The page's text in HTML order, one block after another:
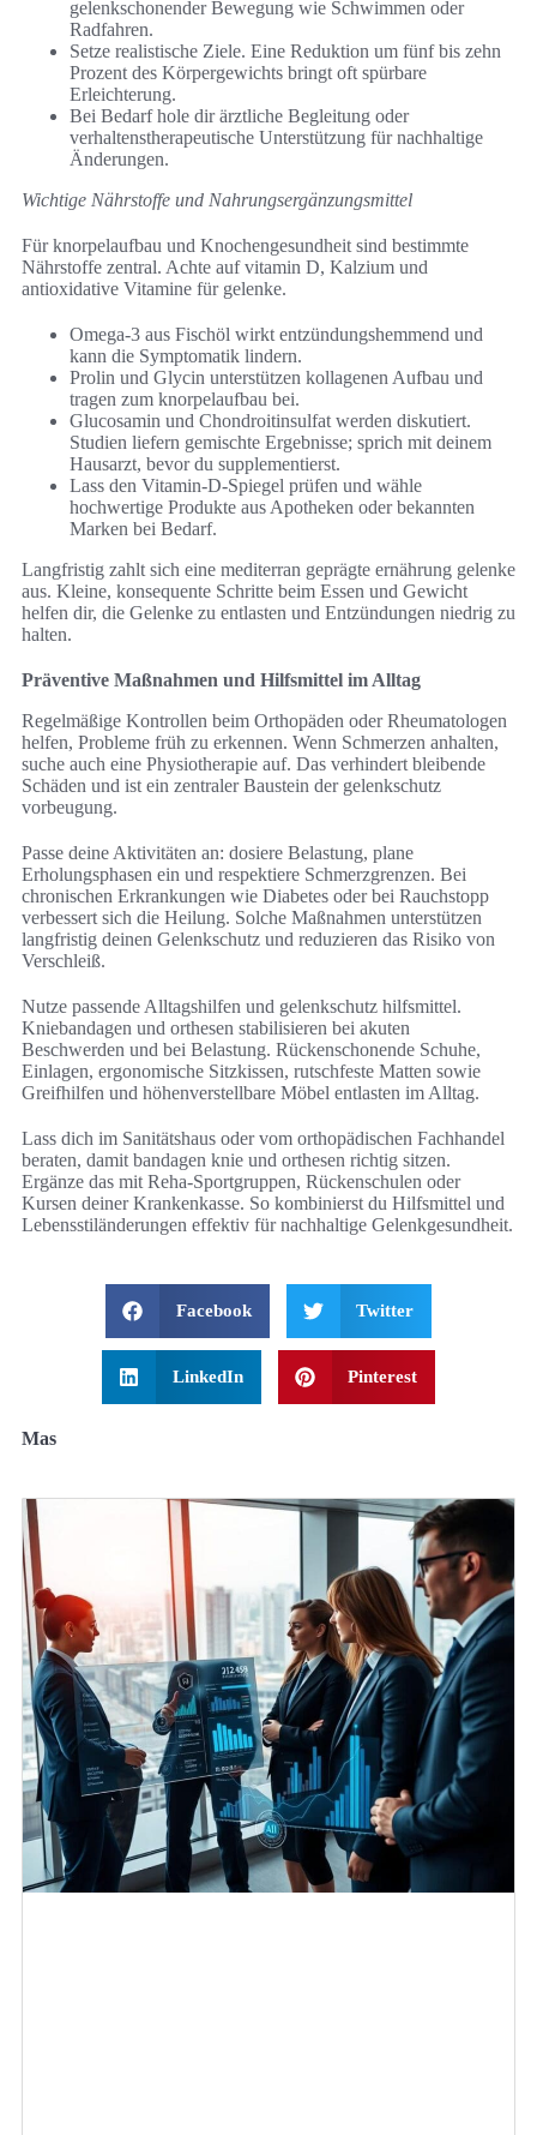
gelenkschonender Bewegung wie Schwimmen oder
Radfahren.
Setze realistische Ziele. Eine Reduktion um fünf bis zehn
Prozent des Körpergewichts bringt oft spürbare
Erleichterung.
Bei Bedarf hole dir ärztliche Begleitung oder
verhaltenstherapeutische Unterstützung für nachhaltige
Änderungen.
Wichtige Nährstoffe und Nahrungsergänzungsmittel
Für knorpelaufbau und Knochengesundheit sind bestimmte
Nährstoffe zentral. Achte auf vitamin D, Kalzium und
antioxidative Vitamine für gelenke.
Omega-3 aus Fischöl wirkt entzündungshemmend und
kann die Symptomatik lindern.
Prolin und Glycin unterstützen kollagenen Aufbau und
tragen zum knorpelaufbau bei.
Glucosamin und Chondroitinsulfat werden diskutiert.
Studien liefern gemischte Ergebnisse; sprich mit deinem
Hausarzt, bevor du supplementierst.
Lass den Vitamin-D-Spiegel prüfen und wähle
hochwertige Produkte aus Apotheken oder bekannten
Marken bei Bedarf.
Langfristig zahlt sich eine mediterran geprägte ernährung gelenke
aus. Kleine, konsequente Schritte beim Essen und Gewicht
helfen dir, die Gelenke zu entlasten und Entzündungen niedrig zu
halten.
Präventive Maßnahmen und Hilfsmittel im Alltag
Regelmäßige Kontrollen beim Orthopäden oder Rheumatologen
helfen, Probleme früh zu erkennen. Wenn Schmerzen anhalten,
suche auch eine Physiotherapie auf. Das verhindert bleibende
Schäden und ist ein zentraler Baustein der gelenkschutz
vorbeugung.
Passe deine Aktivitäten an: dosiere Belastung, plane
Erholungsphasen ein und respektiere Schmerzgrenzen. Bei
chronischen Erkrankungen wie Diabetes oder bei Rauchstopp
verbessert sich die Heilung. Solche Maßnahmen unterstützen
langfristig deinen Gelenkschutz und reduzieren das Risiko von
Verschleiß.
Nutze passende Alltagshilfen und gelenkschutz hilfsmittel.
Kniebandagen und orthesen stabilisieren bei akuten
Beschwerden und bei Belastung. Rückenschonende Schuhe,
Einlagen, ergonomische Sitzkissen, rutschfeste Matten sowie
Greifhilfen und höhenverstellbare Möbel entlasten im Alltag.
Lass dich im Sanitätshaus oder vom orthopädischen Fachhandel
beraten, damit bandagen knie und orthesen richtig sitzen.
Ergänze das mit Reha-Sportgruppen, Rückenschulen oder
Kursen deiner Krankenkasse. So kombinierst du Hilfsmittel und
Lebensstiländerungen effektiv für nachhaltige Gelenkgesundheit.
Facebook Twitter
LinkedIn Pinterest
Mas